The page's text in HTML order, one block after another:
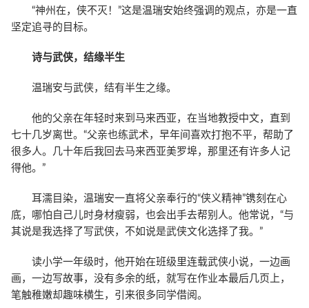
“神州在，侠不灭！”这是温瑞安始终强调的观点，亦是一直
坚定追寻的目标。
诗与武侠，结缘半生
温瑞安与武侠，结有半生之缘。
他的父亲在年轻时来到马来西亚，在当地教授中文，直到
七十几岁离世。“父亲也练武术，早年间喜欢打抱不平，帮助了
很多人。几十年后我回去马来西亚美罗埠，那里还有许多人记
得他。”
耳濡目染，温瑞安一直将父亲奉行的“侠义精神”镌刻在心
底，哪怕自己儿时身材瘦弱，也会出手去帮别人。他常说，“与
其说是我选择了写武侠，不如说是武侠文化选择了我。”
读小学一年级时，他开始在班级里连载武侠小说，一边画
画，一边写故事，没有多余的纸，就写在作业本最后几页上，
笔触稚嫩却趣味横生，引来很多同学借阅。